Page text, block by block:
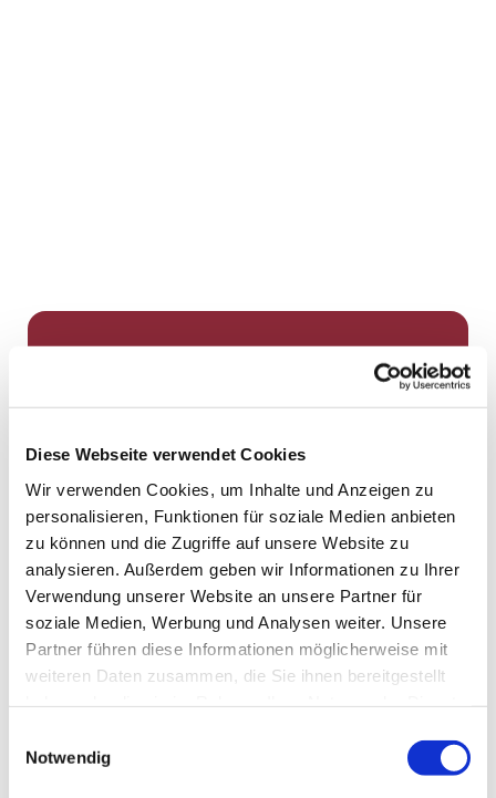
Diese Webseite verwendet Cookies
Wir verwenden Cookies, um Inhalte und Anzeigen zu
personalisieren, Funktionen für soziale Medien anbieten
zu können und die Zugriffe auf unsere Website zu
analysieren. Außerdem geben wir Informationen zu Ihrer
Verwendung unserer Website an unsere Partner für
soziale Medien, Werbung und Analysen weiter. Unsere
Partner führen diese Informationen möglicherweise mit
weiteren Daten zusammen, die Sie ihnen bereitgestellt
Notwendig
Dies könnte Sie auch
interessieren